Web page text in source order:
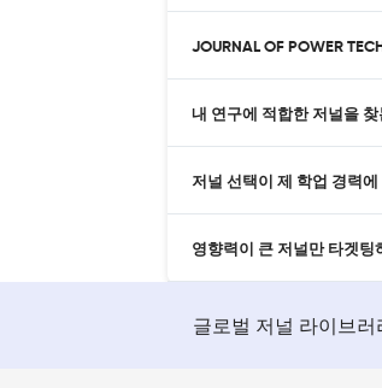
JOURNAL OF POWER
내 연구에 적합한 저널을
저널 선택이 제 학업 경력
영향력이 큰 저널만 타겟팅
글로벌 저널 라이브러